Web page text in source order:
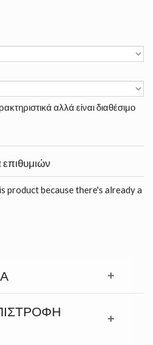
αλλά είναι διαθέσιμο
product because there's already a